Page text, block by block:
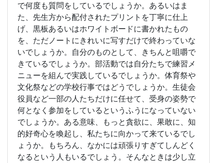
で何度も質問をしているでしょうか。あるいはま
た、先生方から配付されたプリントを丁寧に仕上
げ、黒板あるいはホワイトボードに書かれたもの
を、ただノートにきれいに写すだけで終わっていな
いでしょうか。自分のものとして、きちんと咀嚼で
きているでしょうか。部活動では自分たちで練習メ
ニューを組んで実践しているでしょうか。体育祭や
文化祭などの学校行事ではどうでしょうか。生徒会
役員など一部の人たちだけに任せて、受身の姿勢で
何となく参加をしているというふうになっていない
でしょうか。ある意味、もっと貪欲に、果敢に、知
的好奇心を喚起し、私たちに向かって来ているでし
ょうか。もちろん、なかには頑張りすぎてしんどく
なるという人もいるでしょう。そんなときは少し立